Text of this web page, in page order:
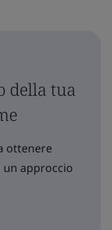
della tua
ottenere
approccio